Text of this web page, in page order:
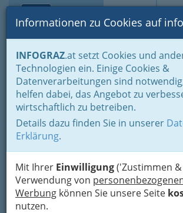
Suche
Informationen zu Cookies auf
INFOGRAZ.at setzt Cookies und
Technologien ein. Einige Cookies &
Datenverarbeitungen sind
helfen dabei, das Angebot zu
wirtschaftlich zu betreiben.
Details dazu finden Sie in unserer
Erklärung.
Mit Ihrer Einwilligung('Zustimmen
Verwendung von
Werbung können Sie unsere Seite
nutzen.
Home Branchen
Bauen - der Weg zum
Immobilienbüros, Immobilienmakler,
Immobilientreuhänder
Rund um Immobilien
Adressen von Immobilienbüros / Makler bzw.
Kren & Dorfer -
Dorfer
Haydngasse 1, 8010 Graz
+43 316 831 869
+43 316 831 869 - 73